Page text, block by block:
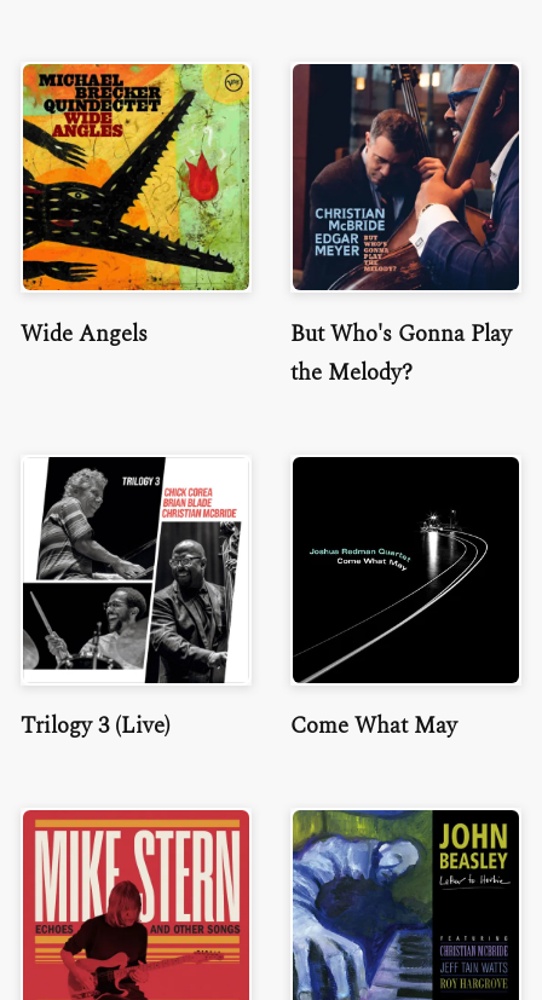
Wide Angels
But Who's Gonna Play
the Melody?
Trilogy 3 (Live) Come What May